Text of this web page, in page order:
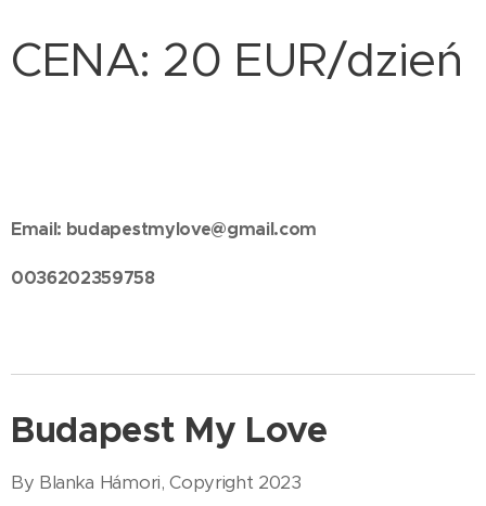
CENA: 20 EUR/dzień
Email: budapestmylove@gmail.com
0036202359758
Budapest My Love
By Blanka Hámori, Copyright 2023